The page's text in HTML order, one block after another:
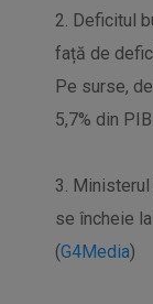
2. Deficitul
față de
Pe surse,
5,7% din
3.
se încheie
(G4Media)